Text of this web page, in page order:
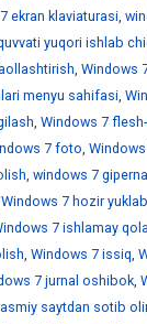
ekran klaviaturasi,
yuqori ishlab
, Windows
menyu sahifasi,
, Windows 7
7 foto,
, windows 7
Windows 7 hozir
7 ishlamay
, Windows 7 issiq,
7 jurnal oshibok,
saytdan sotib